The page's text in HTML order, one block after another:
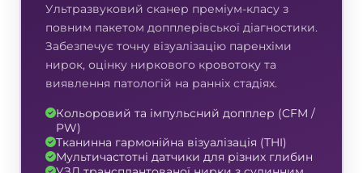
Ультразвуковий сканер преміум-класу з
повним пакетом допплерівської діагностики.
Забезпечує точну візуалізацію паренхіми
нирок, оцінку ниркового кровотоку та
виявлення патологій на ранніх стадіях.
Кольоровий та імпульсний допплер (CFM /
PW)
Тканинна гармонійна візуалізація (THI)
Мультичастотні датчики для різних глибин